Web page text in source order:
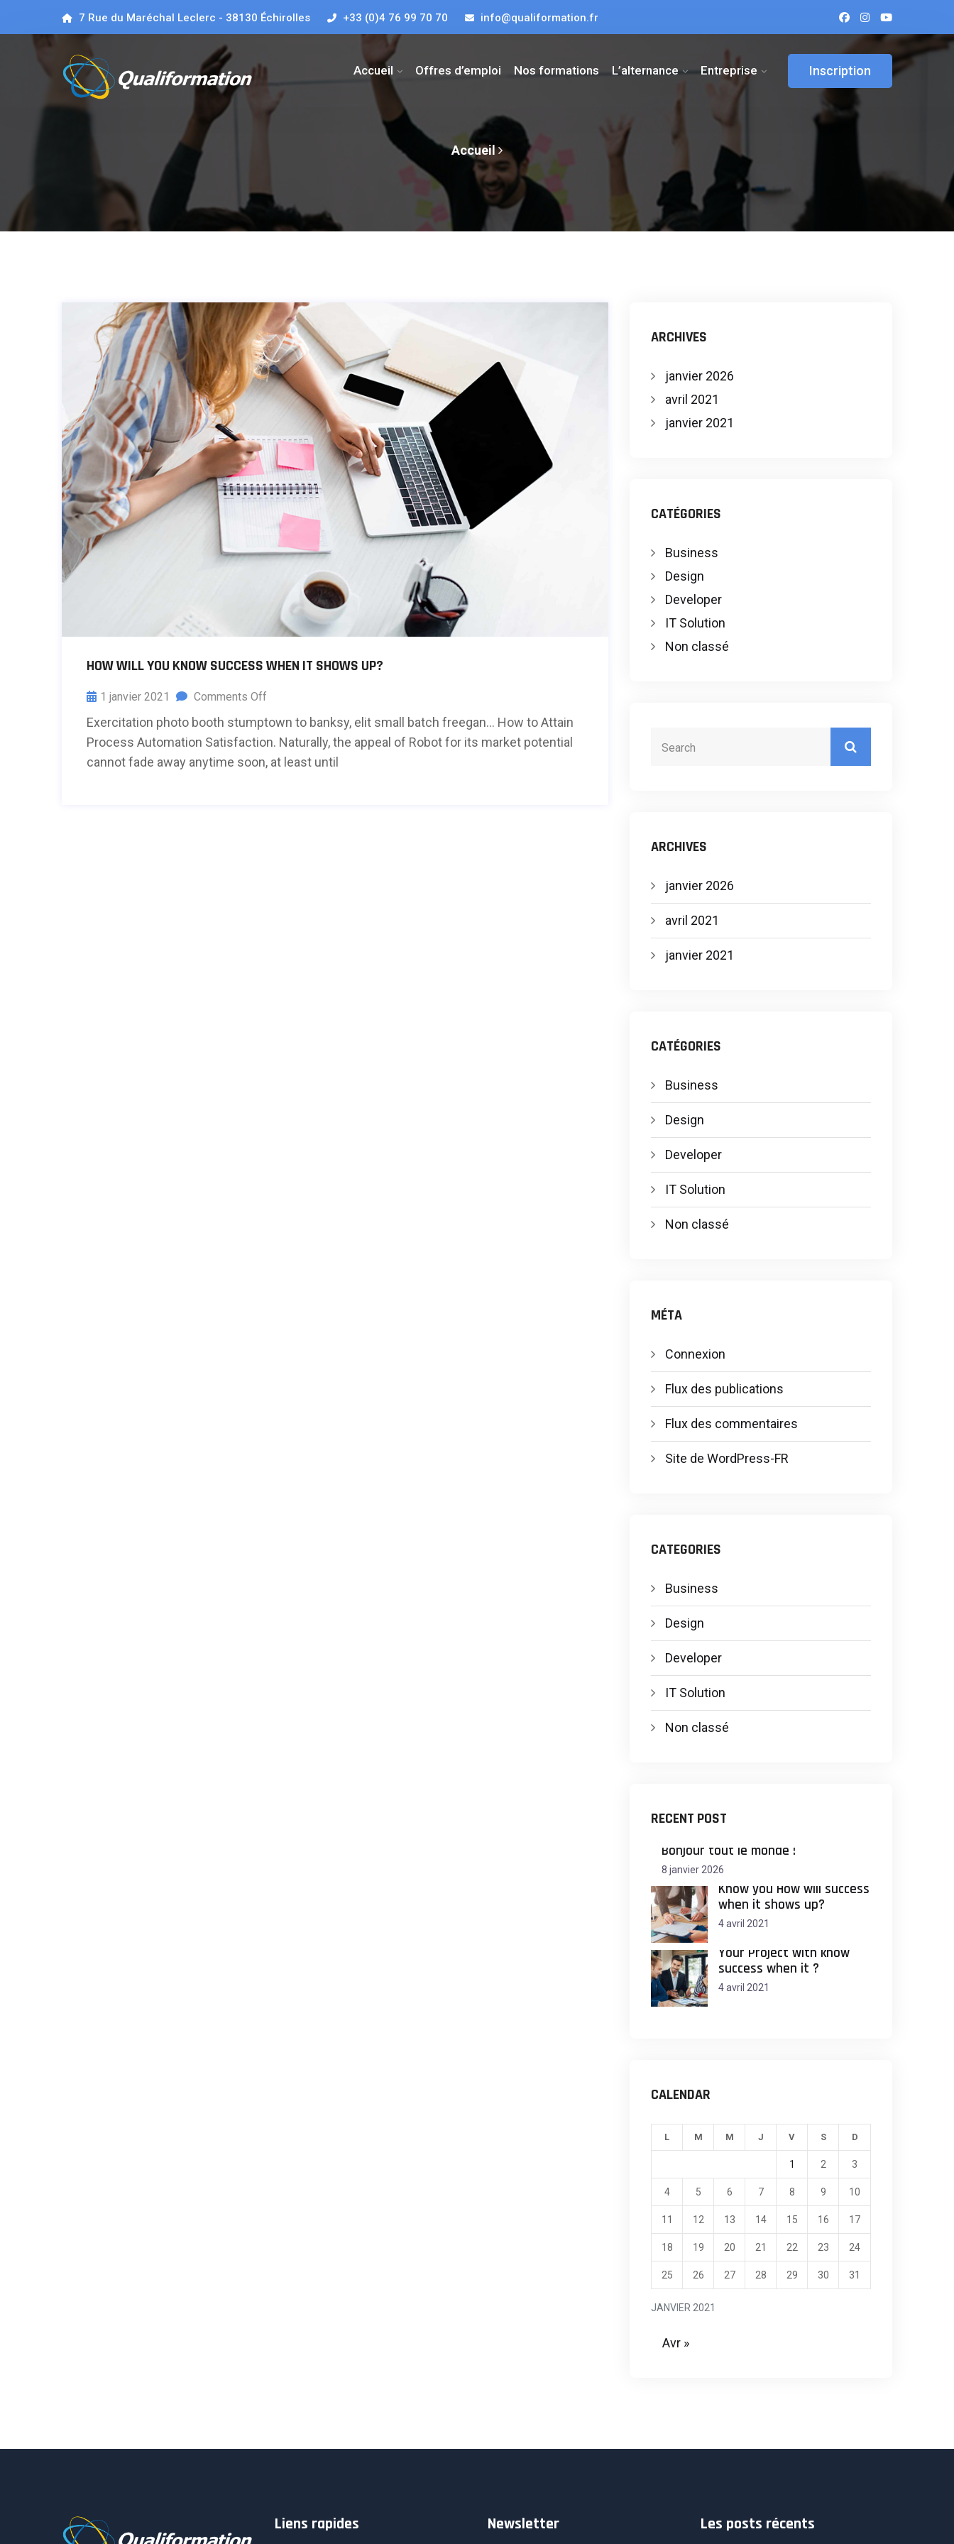
7 Rue du Maréchal Leclerc - 38130 Échirolles +33 (0)4 76 99 70 70 info@qualiformation.fr
Accueil Offres d’emploi Nos formations L’alternance Entreprise Inscription
Accueil
HOW WILL YOU KNOW SUCCESS WHEN IT SHOWS UP?
1 janvier 2021 Comments Off
Exercitation photo booth stumptown to banksy, elit small batch freegan… How to Attain
Process Automation Satisfaction. Naturally, the appeal of Robot for its market potential
cannot fade away anytime soon, at least until
ARCHIVES
janvier 2026
avril 2021
janvier 2021
CATÉGORIES
Business
Design
Developer
IT Solution
Non classé
ARCHIVES
janvier 2026
avril 2021
janvier 2021
CATÉGORIES
Business
Design
Developer
IT Solution
Non classé
MÉTA
Connexion
Flux des publications
Flux des commentaires
Site de WordPress-FR
CATEGORIES
Business
Design
Developer
IT Solution
Non classé
RECENT POST
Bonjour tout le monde !
8 janvier 2026
Know you How will success
when it shows up?
4 avril 2021
Your Project with know
success when it ?
4 avril 2021
CALENDAR
JANVIER 2021
L M M J V S D
1 2 3
4 5 6 7 8 9 10
11 12 13 14 15 16 17
18 19 20 21 22 23 24
25 26 27 28 29 30 31
Avr »
Liens rapides Newsletter Les posts récents